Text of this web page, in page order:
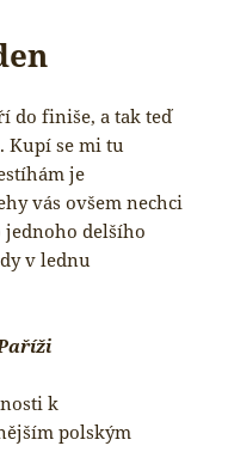
do finiše, a tak teď
Kupí se mi tu
je
vás ovšem nechci
jednoho delšího
v lednu
k
polským